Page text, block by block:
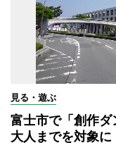
見る・遊ぶ
富士市で「創作ダ
大人までを対象に